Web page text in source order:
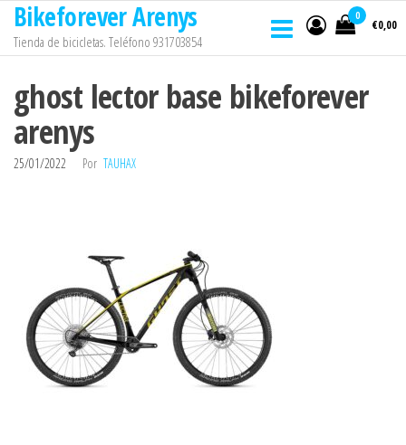
Saltar
contenido
Bikeforever Arenys
Tienda de bicicletas. Teléfono 931703854
0
€0,00
ghost lector base bikeforever
arenys
25/01/2022 Por TAUHAX